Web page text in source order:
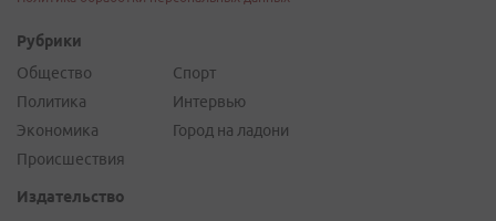
Рубрики
Общество
Политика
Экономика
Происшествия
Спорт
Интервью
Город на ладони
Издательство